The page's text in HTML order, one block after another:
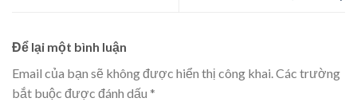
Để lại một bình luận
Email của bạn sẽ không được hiển thị công khai.Các trường
bắt buộc được đánh dấu *